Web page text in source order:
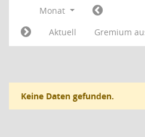
Monat
Aktuell
Gremium
Keine Daten gefunden.